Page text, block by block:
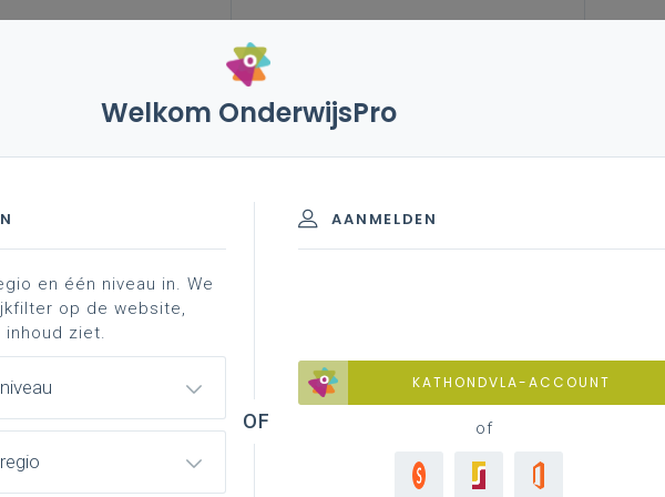
vakken en leerplannen 7de leerjaar
professionalisering
Welkom OnderwijsPro
AANMELDEN
KATHONDVLA-ACCOUNT
of
en één niveau in. We
op de website,
ziet.